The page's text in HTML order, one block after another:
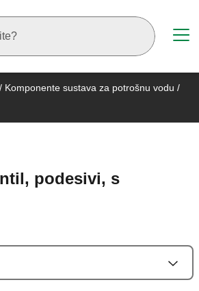
/ Komponente sustava za potrošnu vodu /
podesivi, s